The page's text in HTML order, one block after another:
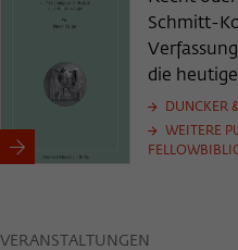
Schmitt-
die
DUNCKER
WEITERE
VERANSTALTUNGEN